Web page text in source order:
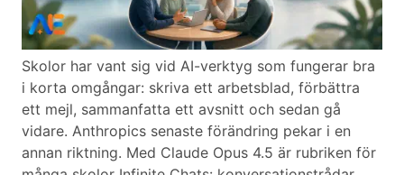
Skolor har vant sig vid AI-verktyg som fungerar bra
i korta omgångar: skriva ett arbetsblad, förbättra
ett mejl, sammanfatta ett avsnitt och sedan gå
vidare. Anthropics senaste förändring pekar i en
annan riktning. Med Claude Opus 4.5 är rubriken för